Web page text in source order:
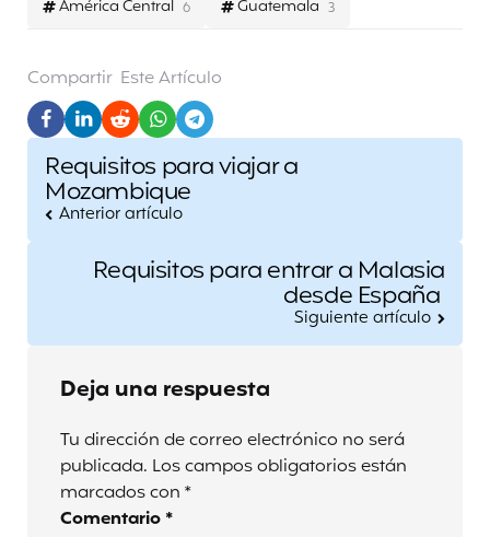
América Central 6 Guatemala 3
Compartir Este Artículo
Post
navigation
Requisitos para viajar a
Mozambique
Anterior artículo
Requisitos para entrar a Malasia
desde España
Siguiente artículo
Deja una respuesta
Tu dirección de correo electrónico no será
publicada. Los campos obligatorios están
marcados con *
Comentario *